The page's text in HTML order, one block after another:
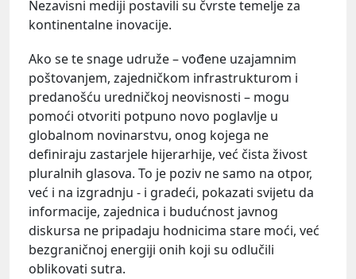
Nezavisni mediji postavili su čvrste temelje za
kontinentalne inovacije.
Ako se te snage udruže – vođene uzajamnim
poštovanjem, zajedničkom infrastrukturom i
predanošću uredničkoj neovisnosti – mogu
pomoći otvoriti potpuno novo poglavlje u
globalnom novinarstvu, onog kojega ne
definiraju zastarjele hijerarhije, već čista živost
pluralnih glasova. To je poziv ne samo na otpor,
već i na izgradnju - i gradeći, pokazati svijetu da
informacije, zajednica i budućnost javnog
diskursa ne pripadaju hodnicima stare moći, već
bezgraničnoj energiji onih koji su odlučili
oblikovati sutra.